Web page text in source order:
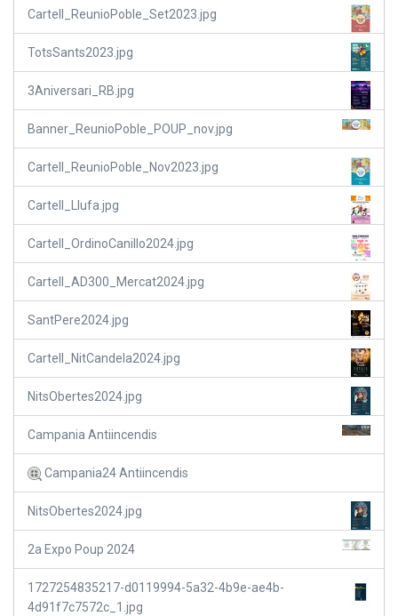
Cartell_ReunioPoble_Set2023.jpg
TotsSants2023.jpg
3Aniversari_RB.jpg
Banner_ReunioPoble_POUP_nov.jpg
Cartell_ReunioPoble_Nov2023.jpg
Cartell_Llufa.jpg
Cartell_OrdinoCanillo2024.jpg
Cartell_AD300_Mercat2024.jpg
SantPere2024.jpg
Cartell_NitCandela2024.jpg
NitsObertes2024.jpg
Campania Antiincendis
Campania24 Antiincendis
NitsObertes2024.jpg
2a Expo Poup 2024
1727254835217-d0119994-5a32-4b9e-ae4b-
4d91f7c7572c_1.jpg